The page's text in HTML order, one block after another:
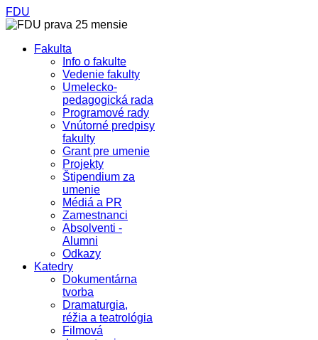
FDU
Fakulta
Info o fakulte
Vedenie fakulty
Umelecko-
pedagogická rada
Programové rady
Vnútorné predpisy
fakulty
Grant pre umenie
Projekty
Štipendium za
umenie
Médiá a PR
Zamestnanci
Absolventi -
Alumni
Odkazy
Katedry
Dokumentárna
tvorba
Dramaturgia,
réžia a teatrológia
Filmová